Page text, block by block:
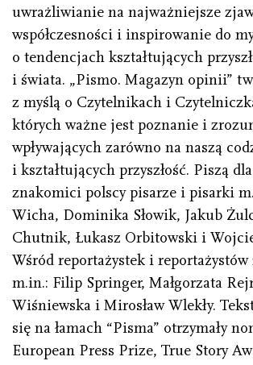
uwrażliwianie na najważniejsze
współczesności i inspirowanie do
o tendencjach kształtujących
i świata. „Pismo. Magazyn opinii”
z myślą o Czytelnikach i
których ważne jest poznanie i
wpływających zarówno na naszą
i kształtujących przyszłość. Piszą
znakomici polscy pisarze i pisarki
Wicha, Dominika Słowik, Jakub
Chutnik, Łukasz Orbitowski i
Wśród reportażystek i
m.in.: Filip Springer, Małgorzata
Wiśniewska i Mirosław Wlekły.
się na łamach “Pisma” otrzymały
European Press Prize, True Story